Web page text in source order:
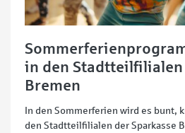
in den Stadtteilfilialen
Bremen
In den Sommerferien wird es bunt,
den Stadtteilfilialen der Sparkasse